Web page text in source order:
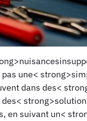
une<
dans des<
en suivant un<